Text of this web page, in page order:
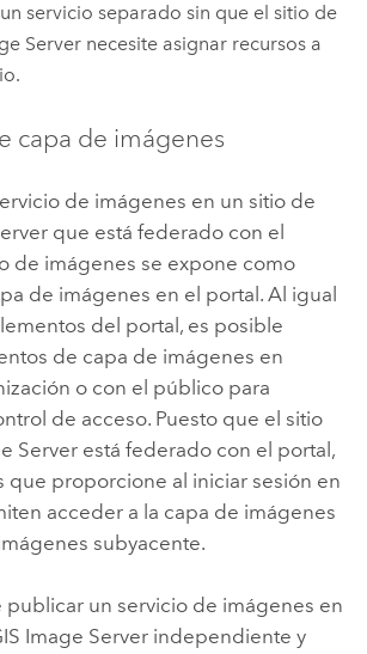
servicio separado sin que el sitio de
Server necesite asignar recursos a
capa de imágenes
de imágenes en un sitio de
que está federado con el
de imágenes se expone como
de imágenes en el portal. Al igual
del portal, es posible
de capa de imágenes en
o con el público para
de acceso. Puesto que el sitio
Serverestá federado con el portal,
que proporcione al iniciar sesión en
acceder a la capa de imágenes
subyacente.
un servicio de imágenes en
Image Serverindependiente y